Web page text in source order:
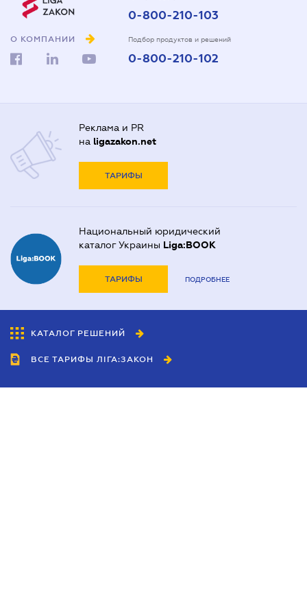
О КОМПАНИИ
0-800-210-103
Подбор продуктов и решений
0-800-210-102
Реклама и PR
на ligazakon.net
ТАРИФЫ
Национальный юридический
каталог Украины Liga:BOOK
ТАРИФЫ ПОДРОБНЕЕ
КАТАЛОГ РЕШЕНИЙ
ВСЕ ТАРИФЫ ЛІГА:ЗАКОН